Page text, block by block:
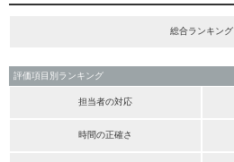
総合ランキング
評価項目別ランキング
担当者の対応
時間の正確さ